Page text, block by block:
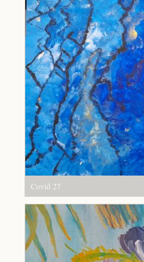
Covid 27